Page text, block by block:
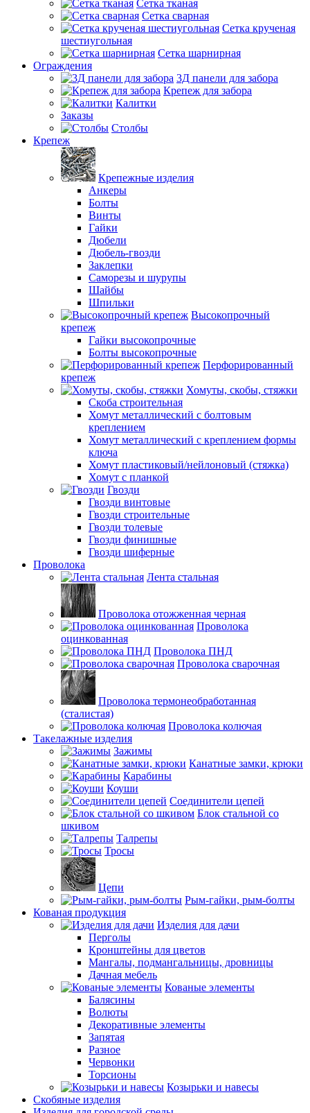
Сетка тканая
Сетка сварная
Сетка крученая
шестиугольная
Сетка шарнирная
Ограждения
3Д панели для забора
Крепеж для забора
Калитки
Заказы
Столбы
Крепеж
Крепежные изделия
Анкеры
Болты
Винты
Гайки
Дюбели
Дюбель-гвозди
Заклепки
Саморезы и шурупы
Шайбы
Шпильки
Высокопрочный
крепеж
Гайки высокопрочные
Болты высокопрочные
Перфорированный
крепеж
Хомуты, скобы, стяжки
Скоба строительная
Хомут металлический с болтовым
креплением
Хомут металлический с креплением формы
ключа
Хомут пластиковый/нейлоновый (стяжка)
Хомут с планкой
Гвозди
Гвозди винтовые
Гвозди строительные
Гвозди толевые
Гвозди финишные
Гвозди шиферные
Проволока
Лента стальная
Проволока отожженная черная
Проволока
оцинкованная
Проволока ПНД
Проволока сварочная
Проволока термонеобработанная
(сталистая)
Проволока колючая
Такелажные изделия
Зажимы
Канатные замки, крюки
Карабины
Коуши
Соединители цепей
Блок стальной со
шкивом
Талрепы
Тросы
Цепи
Рым-гайки, рым-болты
Кованая продукция
Изделия для дачи
Перголы
Кронштейны для цветов
Мангалы, подмангальницы, дровницы
Дачная мебель
Кованые элементы
Балясины
Волюты
Декоративные элементы
Запятая
Разное
Червонки
Торсионы
Козырьки и навесы
Скобяные изделия